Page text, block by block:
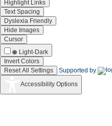
Highlight Links
Text Spacing
Dyslexia Friendly
Hide Images
Cursor
Light-Dark
Invert Colors
Reset All Settings
Supported by
Accessibility Options